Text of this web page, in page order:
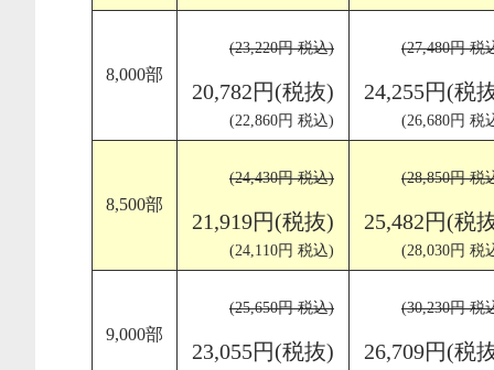
8,000部
(23,220円 税込)
20,782円(税抜)
(22,860円 税込)
(27,480円 税
24,255円(税
(26,680円 税
8,500部
(24,430円 税込)
21,919円(税抜)
(24,110円 税込)
(28,850円 税
25,482円(税
(28,030円 税
9,000部
(25,650円 税込)
23,055円(税抜)
(30,230円 税
26,709円(税